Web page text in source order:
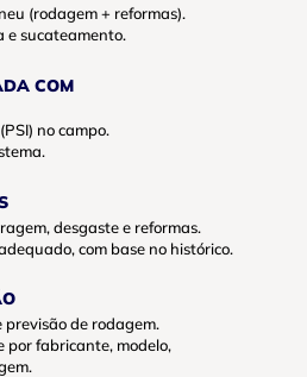
(rodagem + reformas).
e sucateamento.
COM
no campo.
desgaste e reformas.
com base no histórico.
previsão de rodagem.
por fabricante, modelo,